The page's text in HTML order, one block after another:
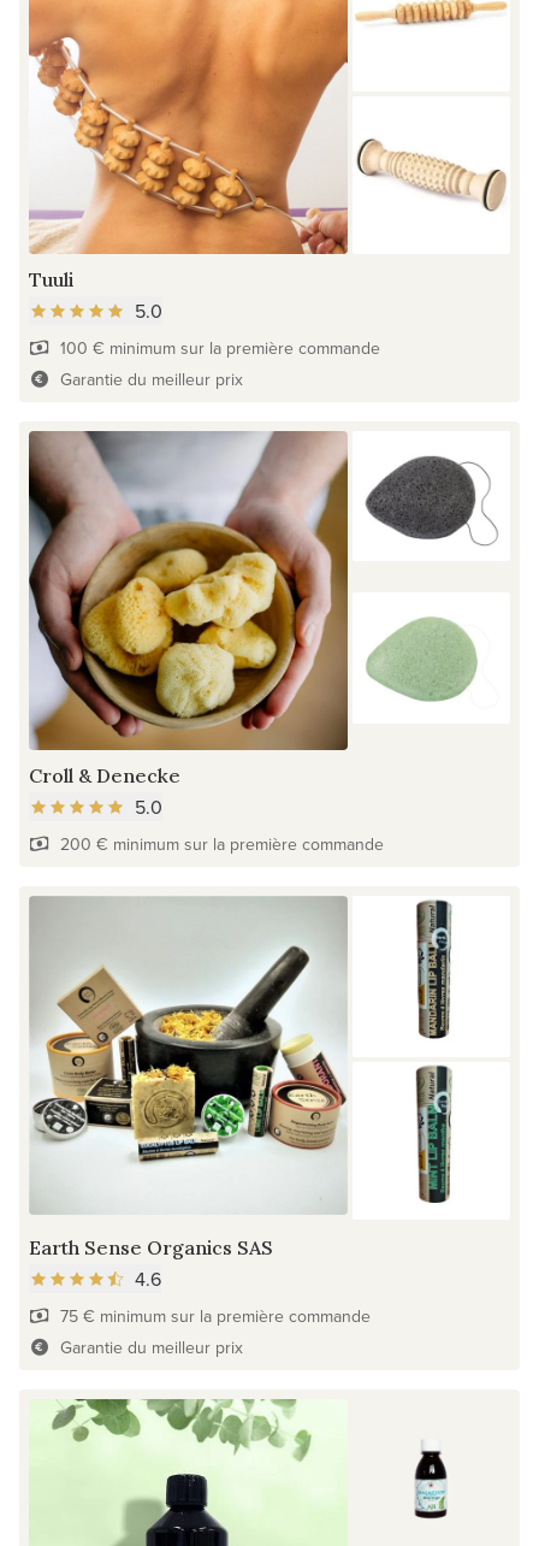
Tuuli
5.0
100 € minimum sur la première commande
Garantie du meilleur prix
Croll & Denecke
5.0
200 € minimum sur la première commande
Earth Sense Organics SAS
4.6
75 € minimum sur la première commande
Garantie du meilleur prix